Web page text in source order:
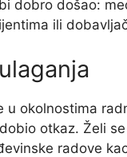
dobro došao:
ili
u okolnostima
otkaz. Želi
radove